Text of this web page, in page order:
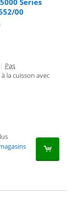
Series
00
| Pas
la cuisson avec